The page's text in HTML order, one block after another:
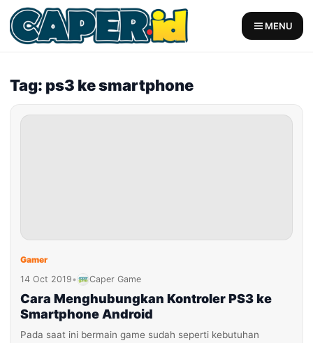
Skip
to
content
MENU
Tag: ps3 ke smartphone
Gamer
14 Oct 2019• Caper Game
Cara Menghubungkan Kontroler PS3 ke
Smartphone Android
Pada saat ini bermain game sudah seperti kebutuhan